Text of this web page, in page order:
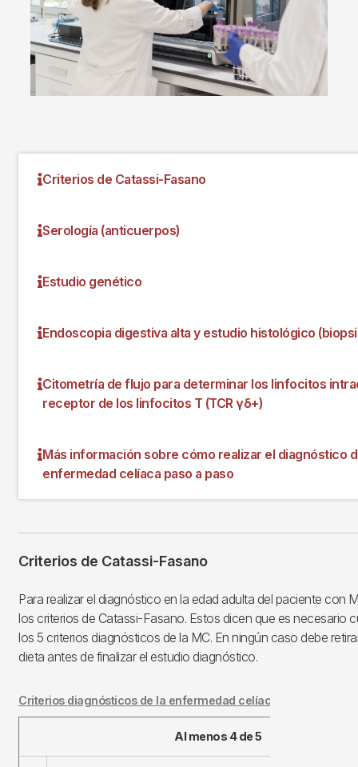
Criterios de Catassi-Fasano
Serología (anticuerpos)
Estudio genético
Endoscopia digestiva alta y estudio histológico
Citometría de flujo para determinar los linfocitos
receptor de los linfocitos T (TCR γδ+)
Más información sobre cómo realizar el diagnóstico
enfermedad celíaca paso a paso
Criterios de Catassi-Fasano
Para realizar el diagnóstico en la edad adulta del paciente con
los criterios de Catassi-Fasano. Estos dicen que es necesario
los 5 criterios diagnósticos de la MC. En ningún caso debe
dieta antes de finalizar el estudio diagnóstico.
Criterios diagnósticos de la enfermedad celíaca en adultos
Al menos 4 de 5